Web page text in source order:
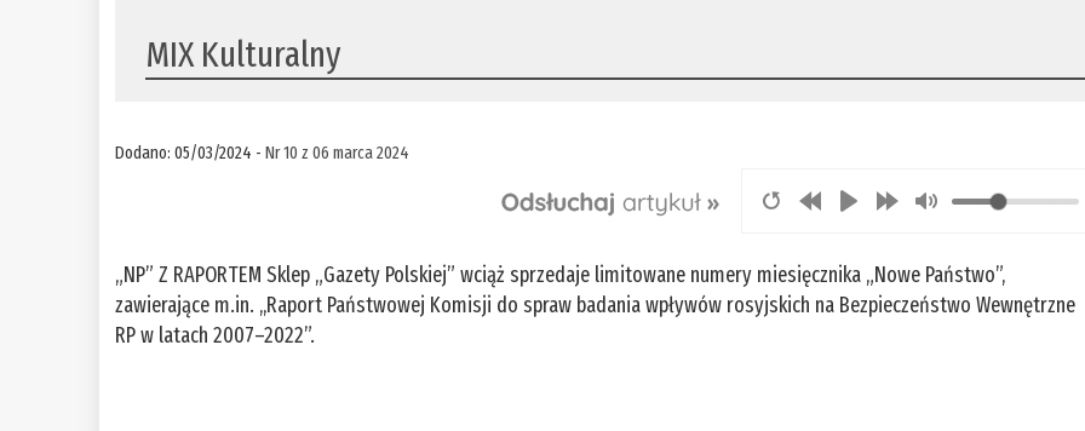
MIX Kulturalny
Dodano: 05/03/2024 -Nr 10 z 06 marca 2024
„NP” Z RAPORTEM Sklep „Gazety Polskiej” wciąż sprzedaje limitowane numery miesięcznika „Nowe Państwo”,
zawierające m.in. ,,Raport Państwowej Komisji do spraw badania wpływów rosyjskich na Bezpieczeństwo Wewnętrzne
RP w latach 2007–2022”.